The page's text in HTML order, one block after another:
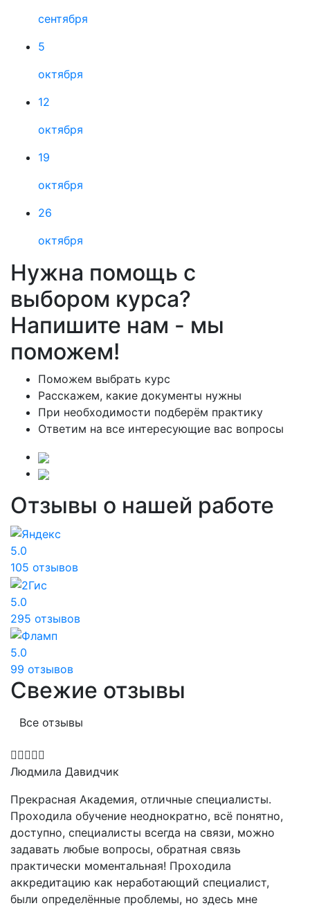
сентября
5
октября
12
октября
19
октября
26
октября
Нужна помощь с
выбором курса?
Напишите нам - мы
поможем!
Поможем выбрать курс
Расскажем, какие документы нужны
При необходимости подберём практику
Ответим на все интересующие вас вопросы
Отзывы о нашей работе
5.0
105 отзывов
5.0
295 отзывов
5.0
99 отзывов
Свежие отзывы
Все отзывы
Людмила Давидчик
Прекрасная Академия, отличные специалисты.
Проходила обучение неоднократно, всё понятно,
доступно, специалисты всегда на связи, можно
задавать любые вопросы, обратная связь
практически моментальная! Проходила
аккредитацию как неработающий специалист,
были определённые проблемы, но здесь мне